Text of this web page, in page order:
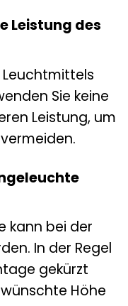
Leistung des
Leuchtmittels
Sie keine
Leistung, um
kann bei der
In der Regel
gekürzt
Höhe